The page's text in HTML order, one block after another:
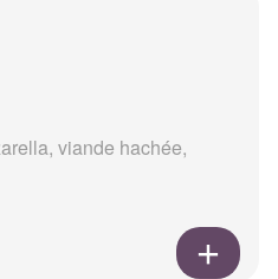
viande hachée,